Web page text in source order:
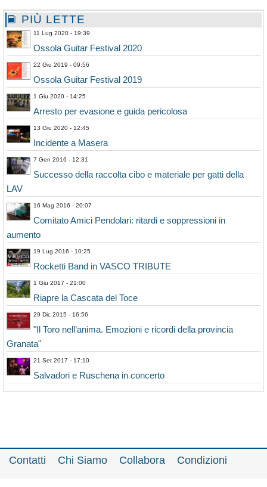
PIÙ LETTE
11 Lug 2020 - 19:39
Ossola Guitar Festival 2020
22 Giu 2019 - 09:56
Ossola Guitar Festival 2019
1 Giu 2020 - 14:25
Arresto per evasione e guida pericolosa
13 Giu 2020 - 12:45
Incidente a Masera
7 Gen 2016 - 12:31
Successo della raccolta cibo e materiale per gatti della
LAV
16 Mag 2016 - 20:07
Comitato Amici Pendolari: ritardi e soppressioni in
aumento
19 Lug 2016 - 10:25
Rocketti Band in VASCO TRIBUTE
1 Giu 2017 - 21:00
Riapre la Cascata del Toce
29 Dic 2015 - 16:56
"Il Toro nell’anima. Emozioni e ricordi della provincia
Granata"
21 Set 2017 - 17:10
Salvadori e Ruschena in concerto
Contatti Chi Siamo Collabora
Condizioni